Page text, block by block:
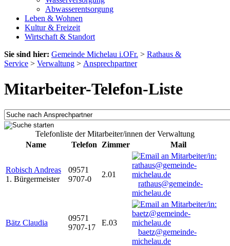
Abwasserentsorgung
Leben & Wohnen
Kultur & Freizeit
Wirtschaft & Standort
Sie sind hier: Gemeinde Michelau i.OFr. > Rathaus &
Service > Verwaltung > Ansprechpartner
Mitarbeiter-Telefon-Liste
Telefonliste der Mitarbeiter/innen der Verwaltung
Name
Telefon Zimmer Mail
Robisch Andreas
1. Bürgermeister
09571
9707-0
2.01
rathaus@gemeinde-
michelau.de
Bätz Claudia
09571
9707-17
E.03
baetz@gemeinde-
michelau.de